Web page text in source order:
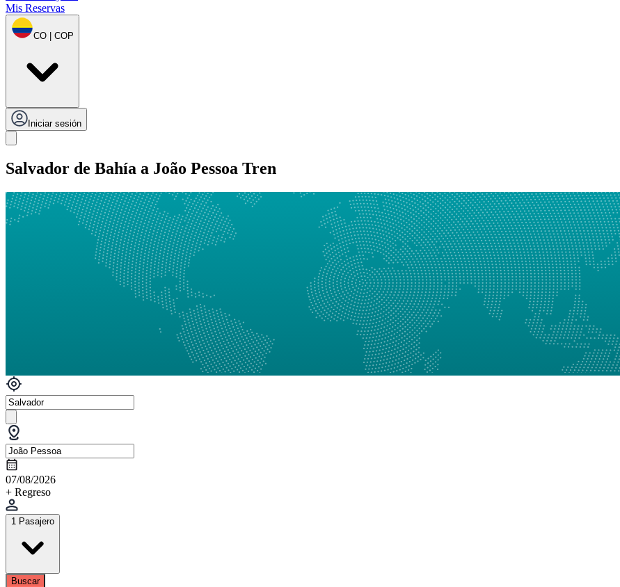
Mis Reservas
CO | COP
Iniciar sesión
Salvador de Bahía a João Pessoa Tren
07/08/2026
+ Regreso
1 Pasajero
Buscar